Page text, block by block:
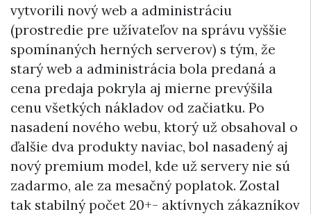
vytvorili nový web a administráciu
(prostredie pre užívateľov na správu vyššie
spomínaných herných serverov) s tým, že
starý web a administrácia bola predaná a
cena predaja pokryla aj mierne prevýšila
cenu všetkých nákladov od začiatku. Po
nasadení nového webu, ktorý už obsahoval o
ďalšie dva produkty naviac, bol nasadený aj
nový premium model, kde už servery nie sú
zadarmo, ale za mesačný poplatok. Zostal
tak stabilný počet 20+- aktívnych zákazníkov